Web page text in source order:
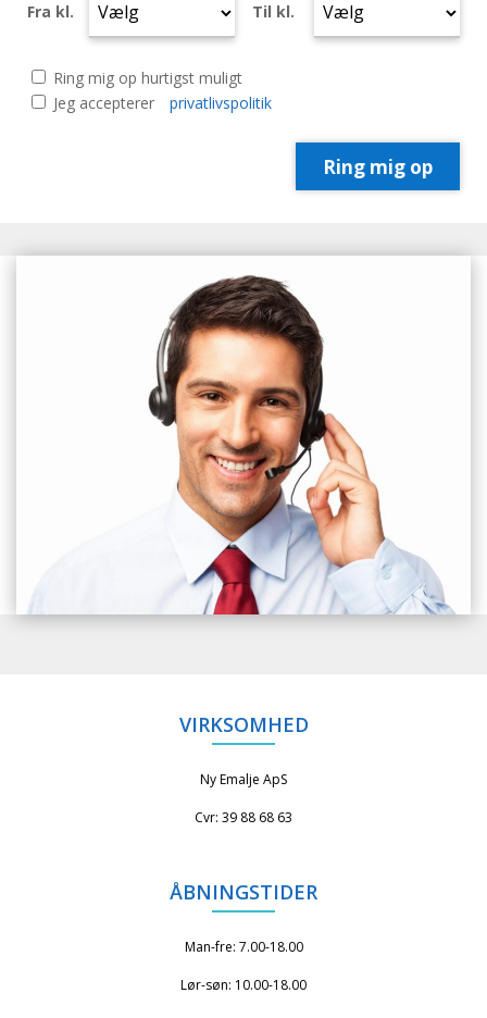
Fra kl. Til kl.
Ring mig op hurtigst muligt
Jeg accepterer
privatlivspolitik
VIRKSOMHED
Ny Emalje ApS
Cvr: 39 88 68 63
ÅBNINGSTIDER
Man-fre: 7.00-18.00
Lør-søn: 10.00-18.00